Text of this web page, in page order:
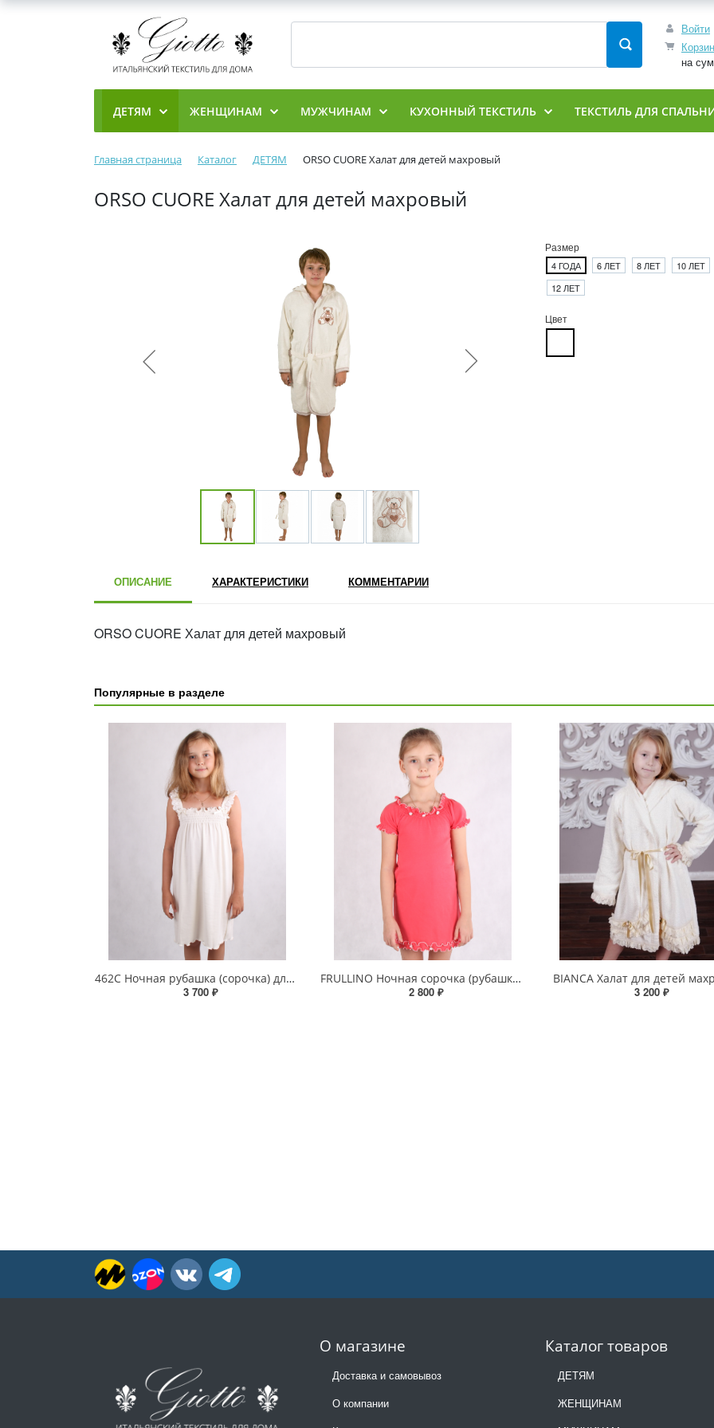
Войти
на
ДЕТЯМ ЖЕНЩИНАМ МУЖЧИНАМ КУХОННЫЙ ТЕКСТИЛЬ ТЕКСТИЛЬ ДЛЯ
Главная страница Каталог ДЕТЯМ ORSO CUORE Халат для детей махровый
ORSO CUORE Халат для детей махровый
Размер
4 ГОДА 6 ЛЕТ 8 ЛЕТ
10 ЛЕТ
12 ЛЕТ
Цвет
ОПИСАНИЕ ХАРАКТЕРИСТИКИ КОММЕНТАРИИ
ORSO CUORE Халат для детей махровый
Популярные в разделе
462C Ночная рубашка (сорочка) для девочки
3 700 ₽
FRULLINO Ночная сорочка (рубашка) для девочки
2 800 ₽
BIANCA Халат для детей
3 200 ₽
О магазине
Доставка и самовывоз
О компании
Каталог товаров
ДЕТЯМ
ЖЕНЩИНАМ